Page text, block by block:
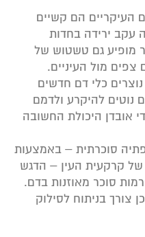
העיקריים הם קשיים
עקב ירידה בחדות
מופיע גם טשטוש של
צפים מול העיניים.
כלי דם חדשים
להיקרע ולדמם
אובדן היכולת החשובה
סוכרתית – באמצעות
של קרקעית העין – הדגש
סוכר מאוזנות בדם.
צורך בניתוח לסילוק